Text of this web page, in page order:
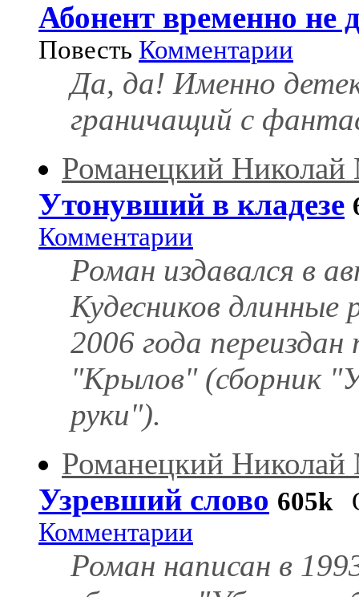
Абонент временно не
Повесть Комментарии
Да, да! Именно
граничащий с
Романецкий
Утонувший в кладезе
Комментарии
Роман издавался в
Кудесников
2006 года
"Крылов" (сборник
руки").
Романецкий
Узревший слово 605k
Комментарии
Роман написан в